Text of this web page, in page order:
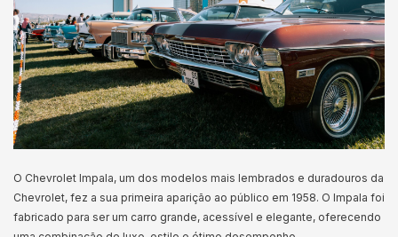
O Chevrolet Impala, um dos modelos mais lembrados e duradouros da
Chevrolet, fez a sua primeira aparição ao público em 1958. O Impala foi
fabricado para ser um carro grande, acessível e elegante, oferecendo